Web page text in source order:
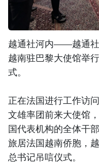
越通社河内——越通社
越南驻巴黎大使馆举
式。
正在法国进行工作访
文雄率团前来大使馆
国代表机构的全体干
旅居法国越南侨胞，
总书记吊唁仪式。